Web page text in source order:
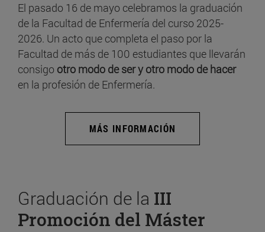
El pasado 16 de mayo celebramos la graduación
de la Facultad de Enfermería del curso 2025-
2026. Un acto que completa el paso por la
Facultad de más de 100 estudiantes que llevarán
consigo otro modo de ser y otro modo de hacer
en la profesión de Enfermería.
MÁS INFORMACIÓN
Graduación de la III
Promoción del Máster